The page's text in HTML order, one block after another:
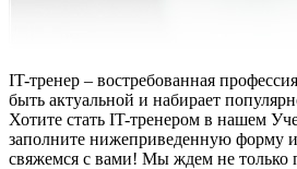
IT-тренер – востребованная
быть актуальной и набирает
Хотите стать IT-тренером в нашем
заполните нижеприведенную форму
свяжемся с вами! Мы ждем не только